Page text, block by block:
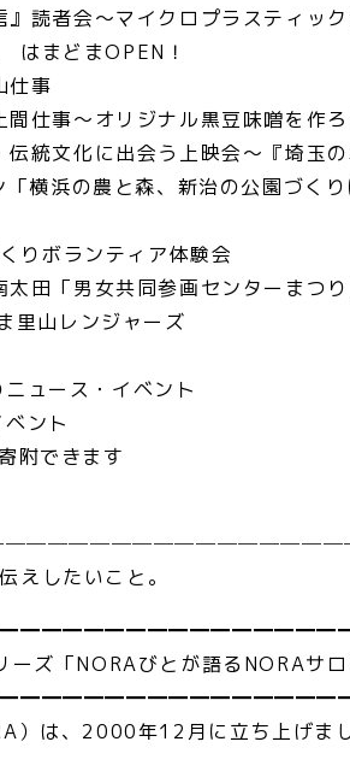
者会～マイクロプラスティック
まどまOPEN！
事
事～オリジナル黒豆味噌を作ろ
文化に出会う上映会～『埼玉の
浜の農と森、新治の公園づくり
ボランティア体験会
「男女共同参画センターまつり
山レンジャーズ
ュース・イベント
ント
附できます
せ
えしたいこと。
ズ「NORAびとが語るNORAサロ
）は、2000年12月に立ち上げまし